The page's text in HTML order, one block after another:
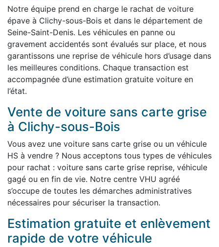
Notre équipe prend en charge le rachat de voiture
épave à Clichy-sous-Bois et dans le département de
Seine-Saint-Denis. Les véhicules en panne ou
gravement accidentés sont évalués sur place, et nous
garantissons une reprise de véhicule hors d’usage dans
les meilleures conditions. Chaque transaction est
accompagnée d’une estimation gratuite voiture en
l’état.
Vente de voiture sans carte grise
à Clichy-sous-Bois
Vous avez une voiture sans carte grise ou un véhicule
HS à vendre ? Nous acceptons tous types de véhicules
pour rachat : voiture sans carte grise reprise, véhicule
gagé ou en fin de vie. Notre centre VHU agréé
s’occupe de toutes les démarches administratives
nécessaires pour sécuriser la transaction.
Estimation gratuite et enlèvement
rapide de votre véhicule